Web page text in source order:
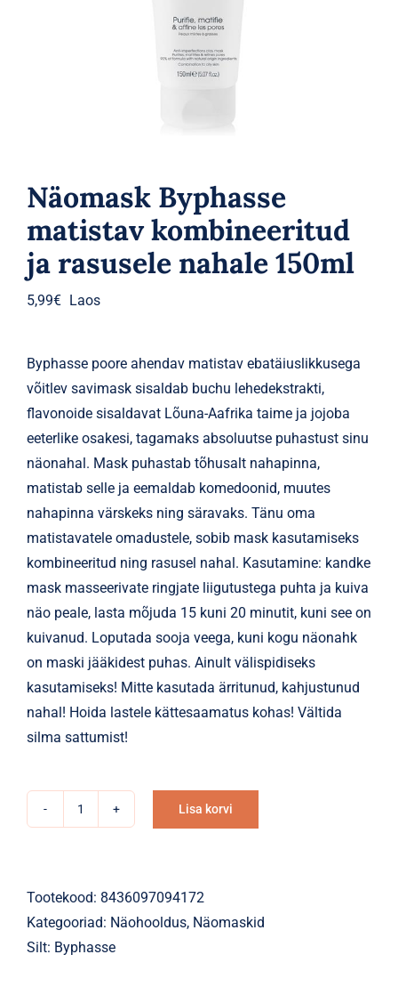
Näomask Byphasse
matistav kombineeritud
ja rasusele nahale 150ml
5,99€ Laos
Byphasse poore ahendav matistav ebatäiuslikkusega
võitlev savimask sisaldab buchu lehedekstrakti,
flavonoide sisaldavat Lõuna-Aafrika taime ja jojoba
eeterlike osakesi, tagamaks absoluutse puhastust sinu
näonahal. Mask puhastab tõhusalt nahapinna,
matistab selle ja eemaldab komedoonid, muutes
nahapinna värskeks ning säravaks. Tänu oma
matistavatele omadustele, sobib mask kasutamiseks
kombineeritud ning rasusel nahal. Kasutamine: kandke
mask masseerivate ringjate liigutustega puhta ja kuiva
näo peale, lasta mõjuda 15 kuni 20 minutit, kuni see on
kuivanud. Loputada sooja veega, kuni kogu näonahk
on maski jääkidest puhas. Ainult välispidiseks
kasutamiseks! Mitte kasutada ärritunud, kahjustunud
nahal! Hoida lastele kättesaamatus kohas! Vältida
silma sattumist!
kombineeritud
ja
rasusele
Lisa korvi
Alternative:
Tootekood: 8436097094172
Kategooriad: Näohooldus, Näomaskid
Silt: Byphasse